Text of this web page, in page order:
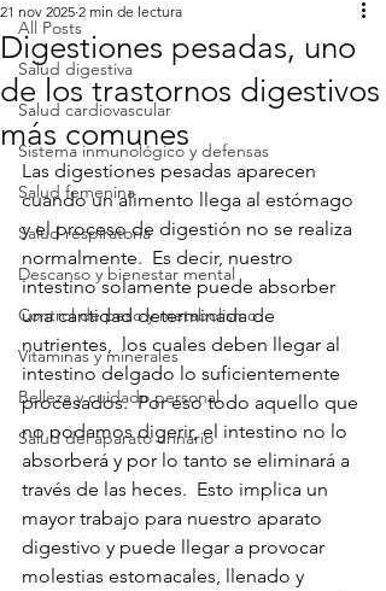
All Posts
Salud digestiva
Salud cardiovascular
Sistema inmunológico y defensas
Salud femenina
Salud respiratoria
Descanso y bienestar mental
Control de peso y metabolismo
Vitaminas y minerales
Belleza y cuidado personal
Salud del aparato urinario
Digestiones pesadas, uno
de los trastornos digestivos
más comunes
21 nov 2025 2 min de lectura
Las digestiones pesadas aparecen
cuando un alimento llega al estómago
y el proceso de digestión no se realiza
normalmente.  Es decir, nuestro
intestino solamente puede absorber
una cantidad determinada de
nutrientes,  los cuales deben llegar al
intestino delgado lo suficientemente
procesados.  Por eso todo aquello que
no podamos digerir, el intestino no lo
absorberá y por lo tanto se eliminará a
través de las heces.  Esto implica un
mayor trabajo para nuestro aparato
digestivo y puede llegar a provocar
molestias estomacales, llenado y